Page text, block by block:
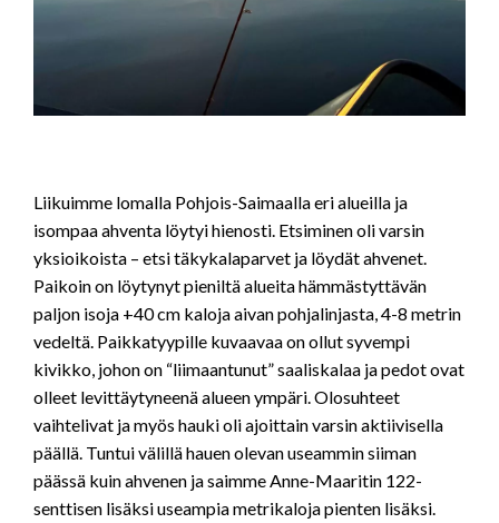
Liikuimme lomalla Pohjois-Saimaalla eri alueilla ja
isompaa ahventa löytyi hienosti. Etsiminen oli varsin
yksioikoista – etsi täkykalaparvet ja löydät ahvenet.
Paikoin on löytynyt pieniltä alueita hämmästyttävän
paljon isoja +40 cm kaloja aivan pohjalinjasta, 4-8 metrin
vedeltä. Paikkatyypille kuvaavaa on ollut syvempi
kivikko, johon on “liimaantunut” saaliskalaa ja pedot ovat
olleet levittäytyneenä alueen ympäri. Olosuhteet
vaihtelivat ja myös hauki oli ajoittain varsin aktiivisella
päällä. Tuntui välillä hauen olevan useammin siiman
päässä kuin ahvenen ja saimme Anne-Maaritin 122-
senttisen lisäksi useampia metrikaloja pienten lisäksi.